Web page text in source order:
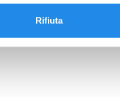
Rifiuta
TORNA ALLE NEWS